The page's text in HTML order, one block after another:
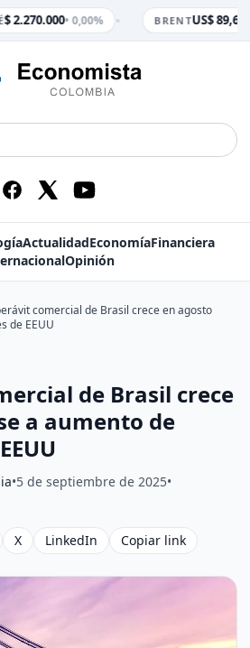
$ 2.270.000• 0,00% • BRENTUS$ 89,65
ActualidadEconomíaFinanciera
Opinión
comercial de Brasil crece en agosto
de EEUU
de Brasil crece
a aumento de
•5 de septiembre de 2025•
X LinkedIn Copiar link